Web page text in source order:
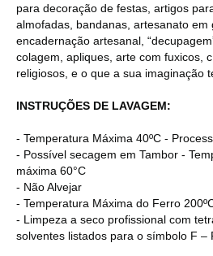
para decoração de festas, artigos
almofadas, bandanas, artesanato em
encadernação artesanal,
colagem, apliques, arte com fuxicos,
religiosos, e o que a sua imaginação
INSTRUÇÕES DE LAVAGEM:
- Temperatura Máxima 40ºC -
- Possível secagem em Tambor -
máxima 60°C
- Não Alvejar
- Temperatura Máxima do Ferro
- Limpeza a seco profissional com
solventes listados para o símbolo F –